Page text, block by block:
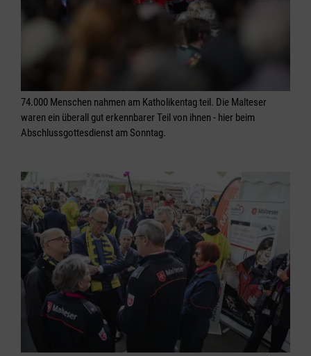
74.000 Menschen nahmen am Katholikentag teil. Die Malteser
waren ein überall gut erkennbarer Teil von ihnen - hier beim
Abschlussgottesdienst am Sonntag.